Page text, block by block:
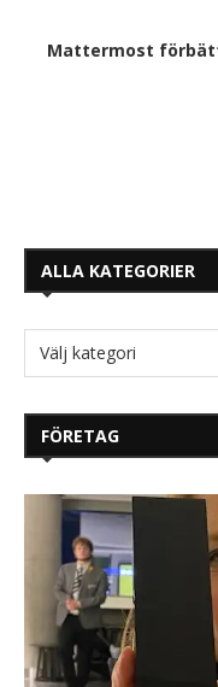
Mattermost
ALLA KATEGORIER
FÖRETAG